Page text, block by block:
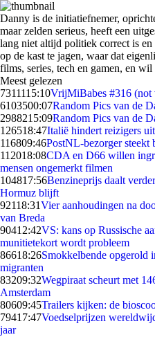
Danny is de initiatiefnemer,
maar zelden serieus, heeft een
lang niet altijd politiek correct is en
op de kast te jagen, waar dat
films, series, tech en gamen, en
Meest gelezen
7311115:10VrijMiBabes #316
6103500:07Random Pics van de
2988215:09Random Pics van de
126518:47Italië hindert reizigers
116809:46PostNL-bezorger steekt
112018:08CDA en D66 willen
mensen ongemerkt filmen
104817:56Benzineprijs daalt
Hormuz blijft
92118:31Vier aanhoudingen na
van Breda
90412:42VS: kans op Russische
munitietekort wordt probleem
86618:26Smokkelbende opgerold
migranten
83209:32Wegpiraat scheurt met
Amsterdam
80609:45Trailers kijken: de
79417:47Voedselprijzen
jaar